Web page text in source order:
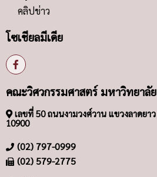
คลิปข่าว
โซเชียลมีเดีย
คณะวิศวกรรมศาสตร์ มหาวิทยาลั
เลขที่ 50 ถนนงามวงศ์วาน แขวงลาดยา
10900
(02) 797-0999
(02) 579-2775